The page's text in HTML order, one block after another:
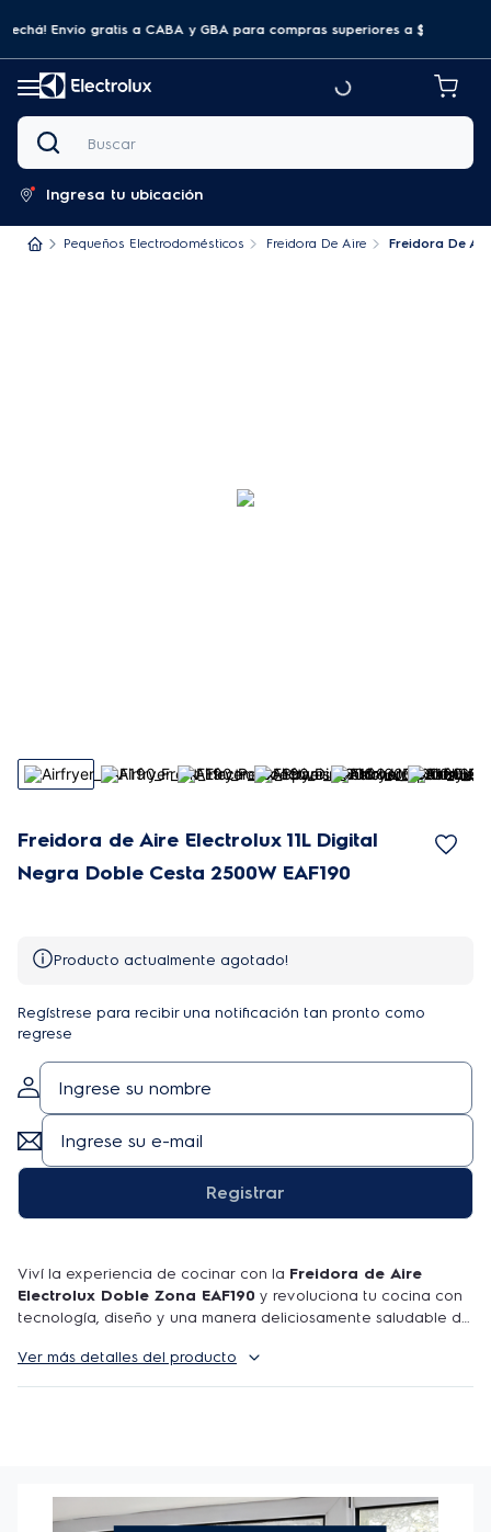
Envío gratis a CABA y GBA para compras superiores a $69.999
Buscar
Ingresa tu ubicación
Pequeños Electrodomésticos Freidora De Aire Freidora De
Freidora de Aire Electrolux 11L Digital
Negra Doble Cesta 2500W EAF190
Producto actualmente agotado!
Regístrese para recibir una notificación tan pronto como
regrese
Registrar
Viví la experiencia de cocinar con la Freidora de Aire
Electrolux Doble Zona EAF190 y revoluciona tu cocina con
tecnología, diseño y una manera deliciosamente saludable de
Con la innovadoraTecnología Smart Meal Sync + Match
permite preparar dos recetas distintas en simultáneo, cada
capacidad total de 11 litroses ideal para cocinar carnes y
verduras, un plato principal y una guarnición, o simplemente
Ver más detalles del producto